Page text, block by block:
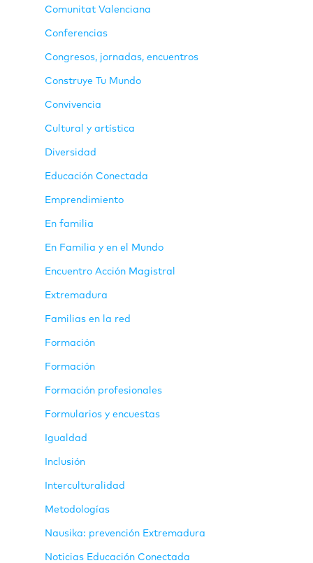
Comunitat Valenciana
Conferencias
Congresos, jornadas, encuentros
Construye Tu Mundo
Convivencia
Cultural y artística
Diversidad
Educación Conectada
Emprendimiento
En familia
En Familia y en el Mundo
Encuentro Acción Magistral
Extremadura
Familias en la red
Formación
Formación
Formación profesionales
Formularios y encuestas
Igualdad
Inclusión
Interculturalidad
Metodologías
Nausika: prevención Extremadura
Noticias Educación Conectada